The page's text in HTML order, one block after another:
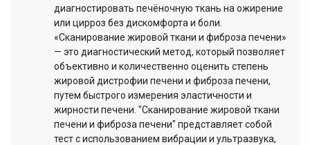
диагностировать печёночную ткань на ожирение
или цирроз без дискомфорта и боли.
«Сканирование жировой ткани и фиброза печени»
— это диагностический метод, который позволяет
объективно и количественно оценить степень
жировой дистрофии печени и фиброза печени,
путем быстрого измерения эластичности и
жирности печени. "Сканирование жировой ткани
печени и фиброза печени" представляет собой
тест с использованием вибрации и ультразвука,